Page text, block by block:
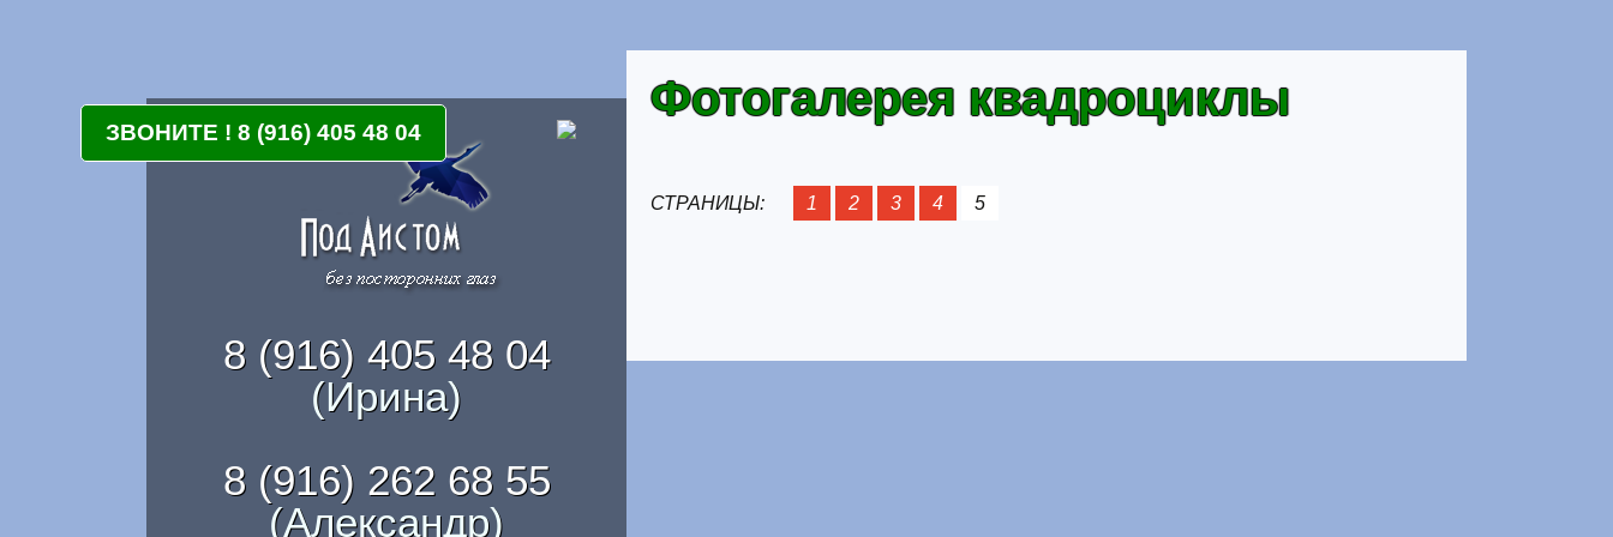
8 (916) 405 48 04
(Ирина)
8 (916) 262 68 55
(Александр)
Фотогалерея квадроциклы
СТРАНИЦЫ: 1 2 3 4 5
ЗВОНИТЕ ! 8 (916) 405 48 04